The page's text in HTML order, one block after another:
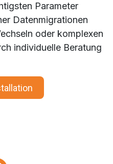
Parameter
Datenmigrationen
oder komplexen
individuelle Beratung